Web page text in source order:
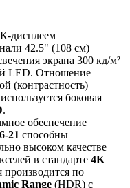
дисплеем
42.5" (108 см)
экрана 300 кд/м²
LED. Отношение
(контрастность)
боковая
.
обеспечение
21 способны
высоком качестве
в стандарте 4K
производится по
Range (HDR) с